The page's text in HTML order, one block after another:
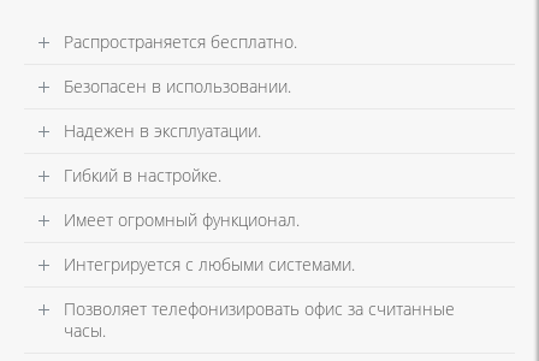
Распространяется бесплатно.
Безопасен в использовании.
Надежен в эксплуатации.
Гибкий в настройке.
Имеет огромный функционал.
Интегрируется с любыми системами.
Позволяет телефонизировать офис за считанные
часы.